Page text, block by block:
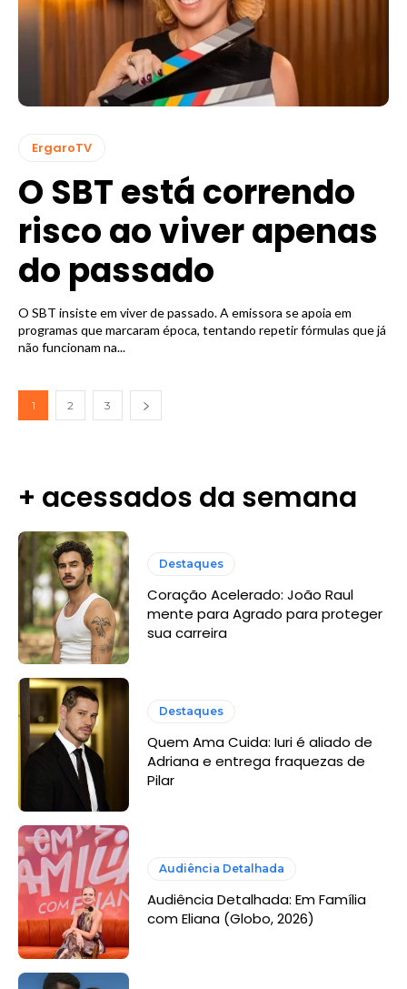
ErgaroTV
O SBT está correndo
risco ao viver apenas
do passado
O SBT insiste em viver de passado. A emissora se apoia em
programas que marcaram época, tentando repetir fórmulas que já
não funcionam na...
1 2 3
+ acessados da semana
Destaques
Coração Acelerado: João Raul
mente para Agrado para proteger
sua carreira
Destaques
Quem Ama Cuida: Iuri é aliado de
Adriana e entrega fraquezas de
Pilar
Audiência Detalhada
Audiência Detalhada: Em Família
com Eliana (Globo, 2026)